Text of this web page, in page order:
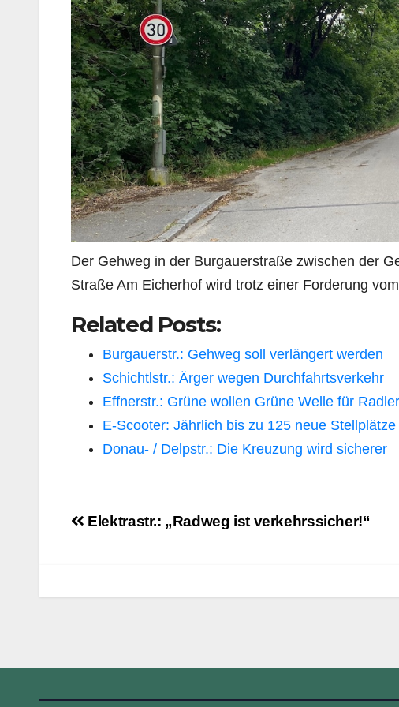
Der Gehweg in der Burgauerstraße zwischen der
Straße Am Eicherhof wird trotz einer Forderung
Related Posts:
Burgauerstr.: Gehweg soll verlängert werden
Schichtlstr.: Ärger wegen Durchfahrtsverkehr
Effnerstr.: Grüne wollen Grüne Welle für Radler
E-Scooter: Jährlich bis zu 125 neue Stellplätze
Donau- / Delpstr.: Die Kreuzung wird sicherer
Beitragsnavigation
Elektrastr.: „Radweg ist verkehrssicher!“